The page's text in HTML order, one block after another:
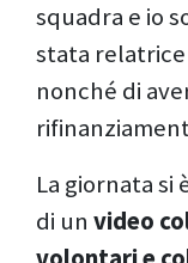
squadra e io
stata
nonché di
La giornata si
di un video